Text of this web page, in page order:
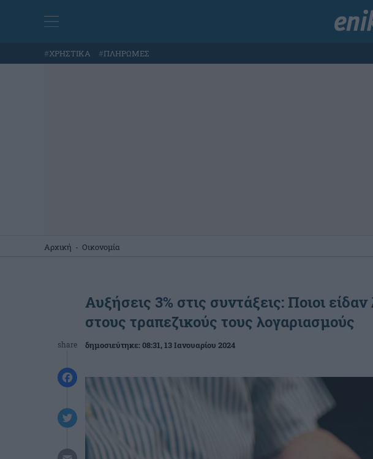
#ΧΡΗΣΤΙΚΑ #ΠΛΗΡΩΜΕΣ
Αρχική - Οικονομία
share
Αυξήσεις 3% στις συντάξεις: Ποιοι
στους τραπεζικούς τους λογαριασμούς
δημοσιεύτηκε:08:31, 13 Ιανουαρίου 2024